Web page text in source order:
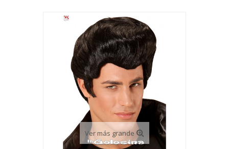
PELUCAS, GORROS, CARETAS
Ver más grande